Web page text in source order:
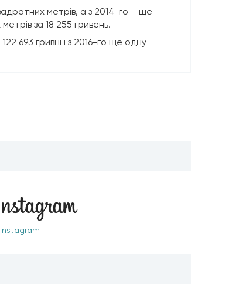
метрів, а з 2014-го – ще
за 18 255 гривень.
693 гривні і з 2016-го ще одну
Instagram